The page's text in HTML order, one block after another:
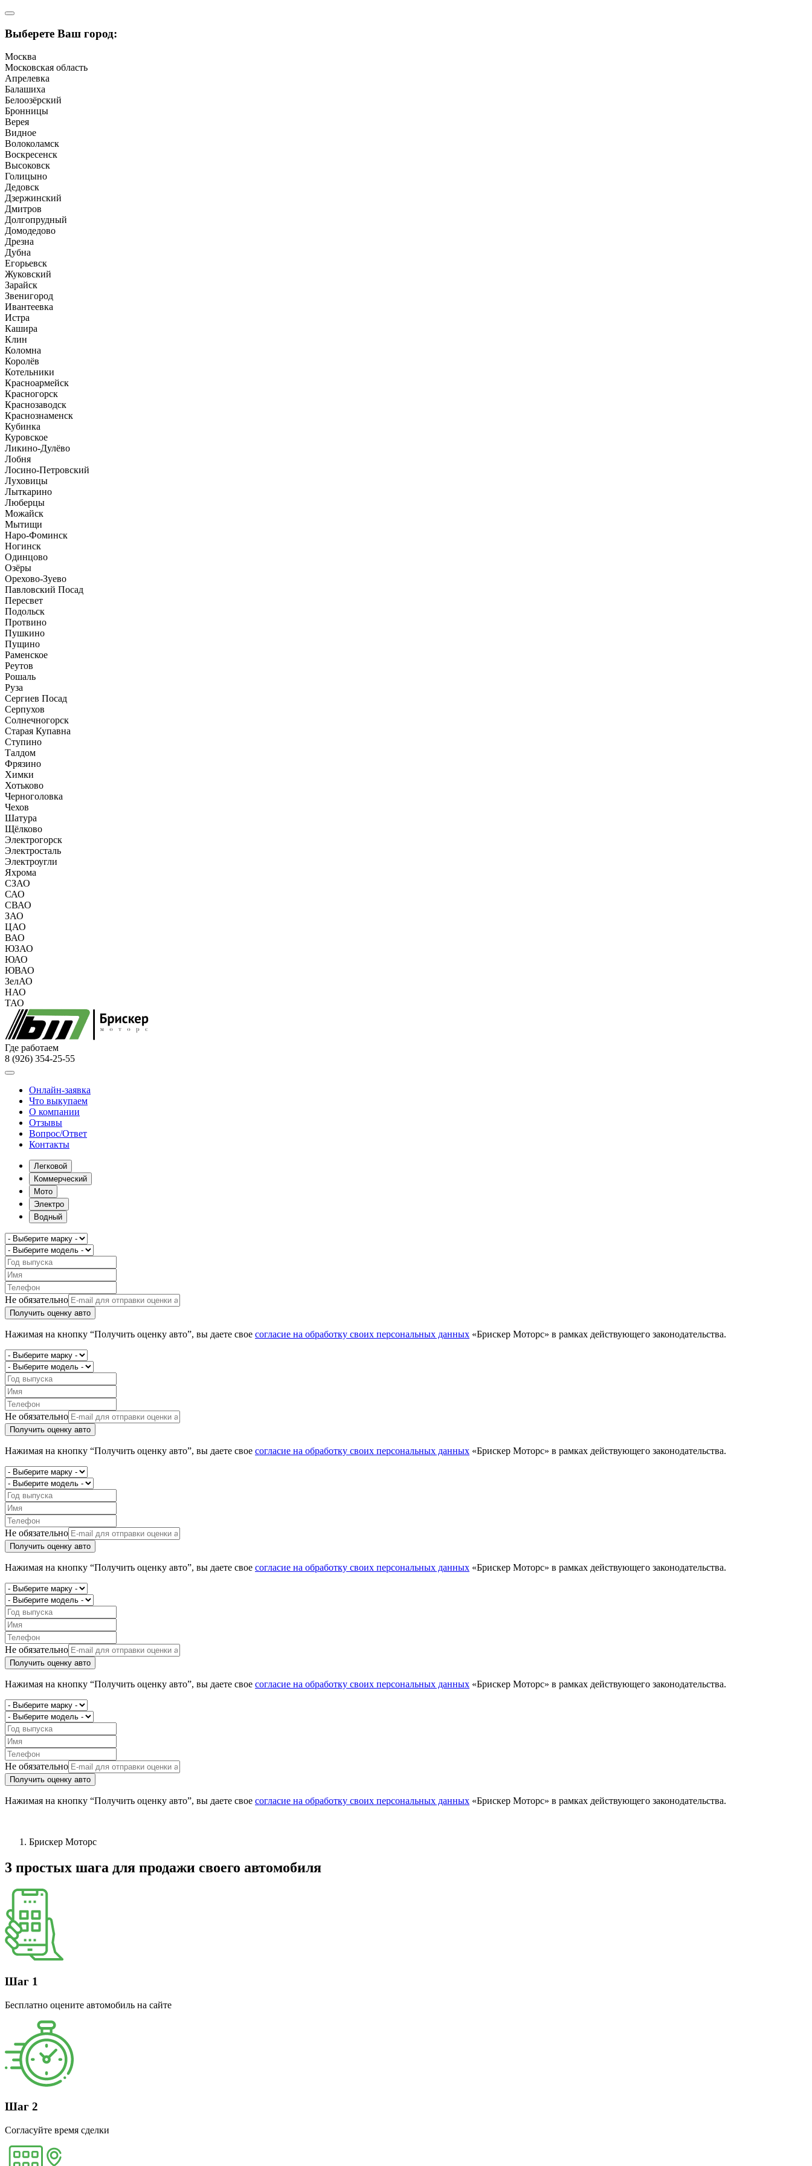
Выберете Ваш город:
Москва
Московская область
Апрелевка
Балашиха
Белоозёрский
Бронницы
Верея
Видное
Волоколамск
Воскресенск
Высоковск
Голицыно
Дедовск
Дзержинский
Дмитров
Долгопрудный
Домодедово
Дрезна
Дубна
Егорьевск
Жуковский
Зарайск
Звенигород
Ивантеевка
Истра
Кашира
Клин
Коломна
Королёв
Котельники
Красноармейск
Красногорск
Краснозаводск
Краснознаменск
Кубинка
Куровское
Ликино-Дулёво
Лобня
Лосино-Петровский
Луховицы
Лыткарино
Люберцы
Можайск
Мытищи
Наро-Фоминск
Ногинск
Одинцово
Озёры
Орехово-Зуево
Павловский Посад
Пересвет
Подольск
Протвино
Пушкино
Пущино
Раменское
Реутов
Рошаль
Руза
Сергиев Посад
Серпухов
Солнечногорск
Старая Купавна
Ступино
Талдом
Фрязино
Химки
Хотьково
Черноголовка
Чехов
Шатура
Щёлково
Электрогорск
Электросталь
Электроугли
Яхрома
СЗАО
САО
СВАО
ЗАО
ЦАО
ВАО
ЮЗАО
ЮАО
ЮВАО
ЗелАО
НАО
ТАО
Где работаем
8 (926) 354-25-55
Онлайн-заявка
Что выкупаем
О компании
Отзывы
Вопрос/Ответ
Контакты
Легковой
Коммерческий
Мото
Электро
Водный
Не обязательно
Получить оценку авто
Нажимая на кнопку “Получить оценку авто”, вы даете свое согласие на обработку своих персональных данных «Брискер Моторс» в рамках действующего законодательства.
Не обязательно
Получить оценку авто
Нажимая на кнопку “Получить оценку авто”, вы даете свое согласие на обработку своих персональных данных «Брискер Моторс» в рамках действующего законодательства.
Не обязательно
Получить оценку авто
Нажимая на кнопку “Получить оценку авто”, вы даете свое согласие на обработку своих персональных данных «Брискер Моторс» в рамках действующего законодательства.
Не обязательно
Получить оценку авто
Нажимая на кнопку “Получить оценку авто”, вы даете свое согласие на обработку своих персональных данных «Брискер Моторс» в рамках действующего законодательства.
Не обязательно
Получить оценку авто
Нажимая на кнопку “Получить оценку авто”, вы даете свое согласие на обработку своих персональных данных «Брискер Моторс» в рамках действующего законодательства.
Брискер Моторс
3 простых шага для продажи своего автомобиля
Шаг 1
Бесплатно оцените автомобиль на сайте
Шаг 2
Согласуйте время сделки